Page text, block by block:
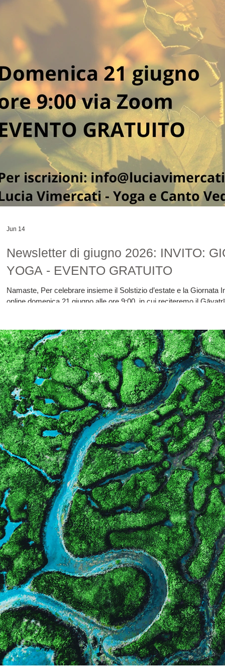
Newsletter di giugno 2026: INVITO:
YOGA - EVENTO GRATUITO
Namaste, Per celebrare insieme il Solstizio d’estate e la Giornata
online domenica 21 giugno alle ore 9:00, in cui reciteremo il
Jun 14